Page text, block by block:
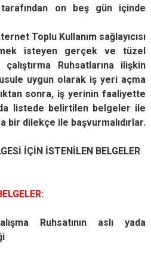
on beş gün içinde
Toplu Kullanım sağlayıcısı
isteyen gerçek ve tüzel
Ruhsatlarına ilişkin
uygun olarak iş yeri açma
sonra, iş yerinin faaliyette
listede belirtilen belgeler ile
bir dilekçe ile başvurmalıdırlar.
İÇİN İSTENİLEN BELGELER
Ruhsatının aslı yada